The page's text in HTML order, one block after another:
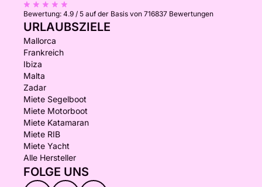
Bewertung: 4.9 / 5 auf der Basis von 716837 Bewertungen
URLAUBSZIELE
Mallorca
Frankreich
Ibiza
Malta
Zadar
Miete Segelboot
Miete Motorboot
Miete Katamaran
Miete RIB
Miete Yacht
Alle Hersteller
FOLGE UNS